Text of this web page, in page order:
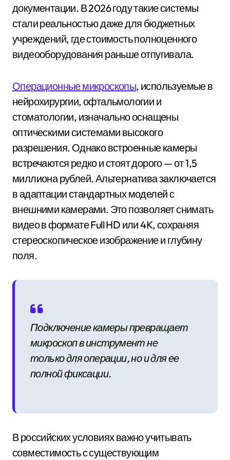
документации. В 2026 году такие системы
стали реальностью даже для бюджетных
учреждений, где стоимость полноценного
видеооборудования раньше отпугивала.
Операционные микроскопы, используемые в
нейрохирургии, офтальмологии и
стоматологии, изначально оснащены
оптическими системами высокого
разрешения. Однако встроенные камеры
встречаются редко и стоят дорого — от 1,5
миллиона рублей. Альтернатива заключается
в адаптации стандартных моделей с
внешними камерами. Это позволяет снимать
видео в формате Full HD или 4K, сохраняя
стереоскопическое изображение и глубину
поля.
Подключение камеры превращает
микроскоп в инструмент не
только для операции, но и для ее
полной фиксации.
В российских условиях важно учитывать
совместимость с существующим